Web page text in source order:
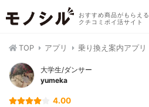
おすすめ商品がもらえる
クチコミポイ活サイト
TOP アプリ 乗り換え案内アプリ
大学生/ダンサー
yumeka
4.00